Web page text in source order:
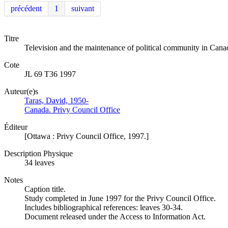
précédent 1 suivant
Titre
Television and the maintenance of political community in
Cote
JL 69 T36 1997
Auteur(e)s
Taras, David, 1950-
Canada. Privy Council Office
Éditeur
[Ottawa : Privy Council Office, 1997.]
Description Physique
34 leaves
Notes
Caption title.
Study completed in June 1997 for the Privy Council Office.
Includes bibliographical references: leaves 30-34.
Document released under the Access to Information Act.